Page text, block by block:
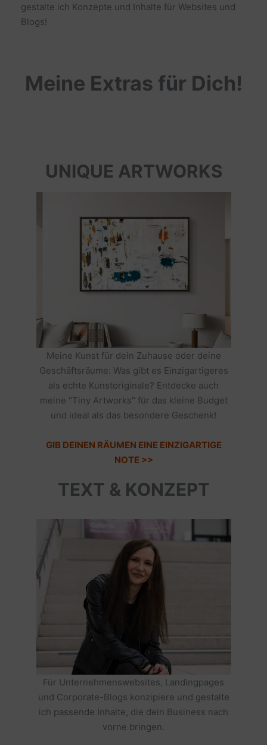
gestalte ich Konzepte und Inhalte für Websites und
Blogs!
Meine Extras für Dich!
UNIQUE ARTWORKS
Meine Kunst für dein Zuhause oder deine
Geschäftsräume: Was gibt es Einzigartigeres
als echte Kunstoriginale? Entdecke auch
meine "Tiny Artworks" für das kleine Budget
und ideal als das besondere Geschenk!
GIB DEINEN RÄUMEN EINE EINZIGARTIGE
NOTE >>
TEXT & KONZEPT
Für Unternehmenswebsites, Landingpages
und Corporate-Blogs konzipiere und gestalte
ich passende Inhalte, die dein Business nach
vorne bringen.